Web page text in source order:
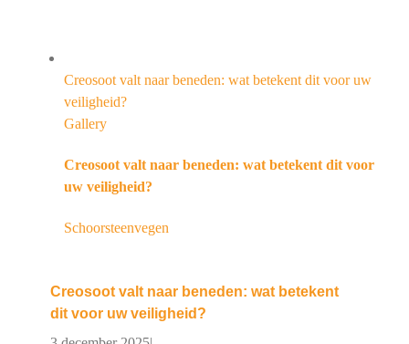
Creosoot valt naar beneden: wat betekent dit voor uw
veiligheid?
Gallery
Creosoot valt naar beneden: wat betekent dit voor
uw veiligheid?
Schoorsteenvegen
Creosoot valt naar beneden: wat betekent
dit voor uw veiligheid?